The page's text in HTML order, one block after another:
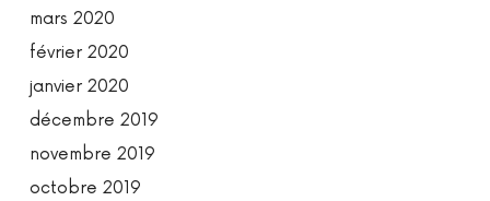
mars 2020
février 2020
janvier 2020
décembre 2019
novembre 2019
octobre 2019